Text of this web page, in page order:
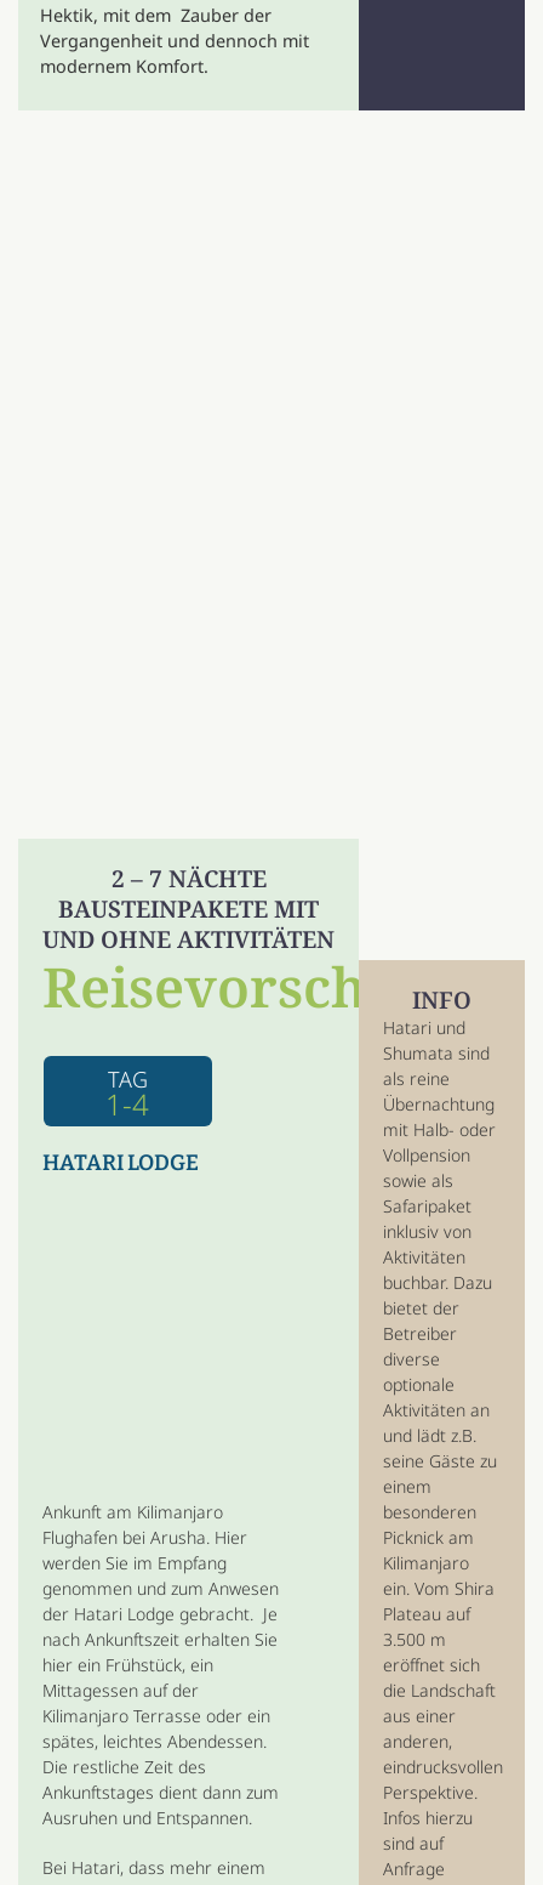
Hektik, mit dem Zauber der
Vergangenheit und dennoch mit
modernem Komfort.
2 – 7 NÄCHTE
BAUSTEINPAKETE MIT
UND OHNE AKTIVITÄTEN
Reisevorschlag
TAG
1-4
HATARI LODGE
Ankunft am Kilimanjaro
Flughafen bei Arusha. Hier
werden Sie im Empfang
genommen und zum Anwesen
der Hatari Lodge gebracht. Je
nach Ankunftszeit erhalten Sie
hier ein Frühstück, ein
Mittagessen auf der
Kilimanjaro Terrasse oder ein
spätes, leichtes Abendessen.
Die restliche Zeit des
Ankunftstages dient dann zum
Ausruhen und Entspannen.
Bei Hatari, dass mehr einem
INFO
Hatari und
Shumata sind
als reine
Übernachtung
mit Halb- oder
Vollpension
sowie als
Safaripaket
inklusiv von
Aktivitäten
buchbar. Dazu
bietet der
Betreiber
diverse
optionale
Aktivitäten an
und lädt z.B.
seine Gäste zu
einem
besonderen
Picknick am
Kilimanjaro
ein. Vom Shira
Plateau auf
3.500 m
eröffnet sich
die Landschaft
aus einer
anderen,
eindrucksvollen
Perspektive.
Infos hierzu
sind auf
Anfrage